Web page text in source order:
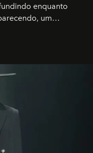
enquanto
um
para muitos
de missão na vida e